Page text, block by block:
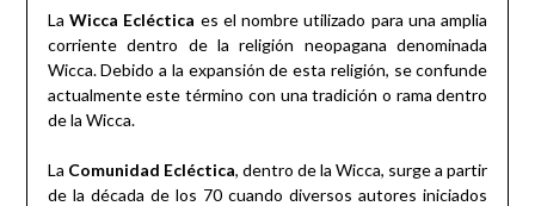
La Wicca Ecléctica es el nombre utilizado para una amplia
corriente dentro de la religión neopagana denominada
Wicca. Debido a la expansión de esta religión, se confunde
actualmente este término con una tradición o rama dentro
de la Wicca.
La Comunidad Ecléctica, dentro de la Wicca, surge a partir
de la década de los 70 cuando diversos autores iniciados